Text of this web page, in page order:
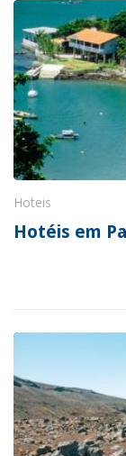
Hoteis
Hotéis em